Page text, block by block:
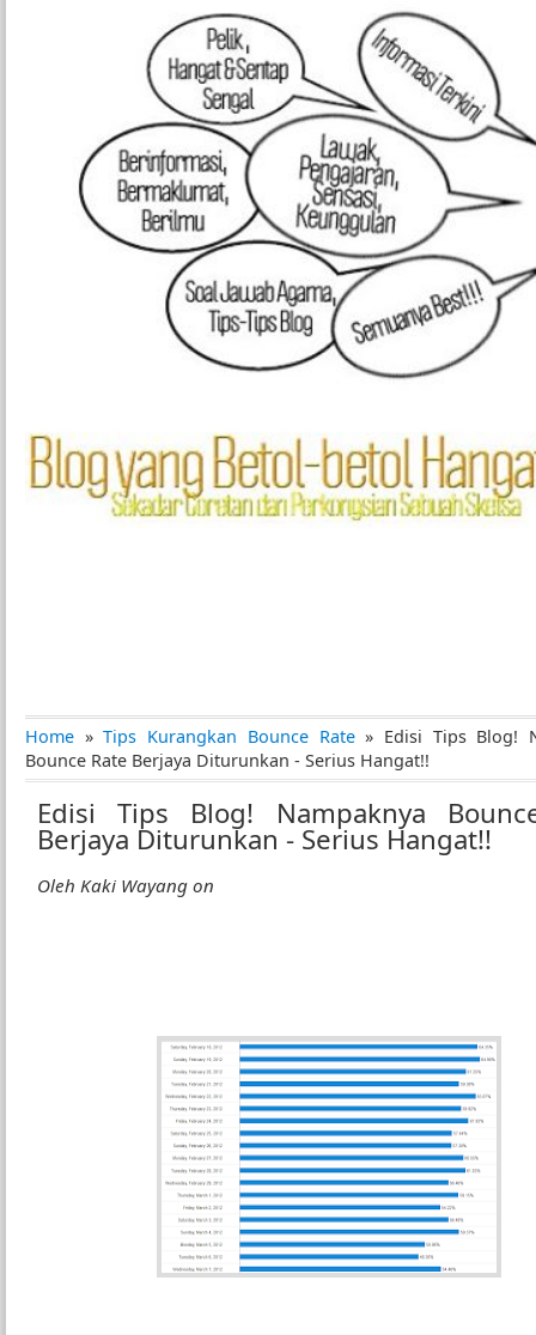
Home »Tips Kurangkan Bounce Rate» Edisi Tips Blog!
Bounce Rate Berjaya Diturunkan - Serius Hangat!!
Edisi Tips Blog! Nampaknya
Berjaya Diturunkan - Serius Hangat!!
Oleh Kaki Wayang on